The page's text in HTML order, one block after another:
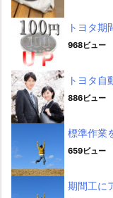
トヨタ期
968ビュー
トヨタ
886ビュー
標準作業
659ビュー
期間工に